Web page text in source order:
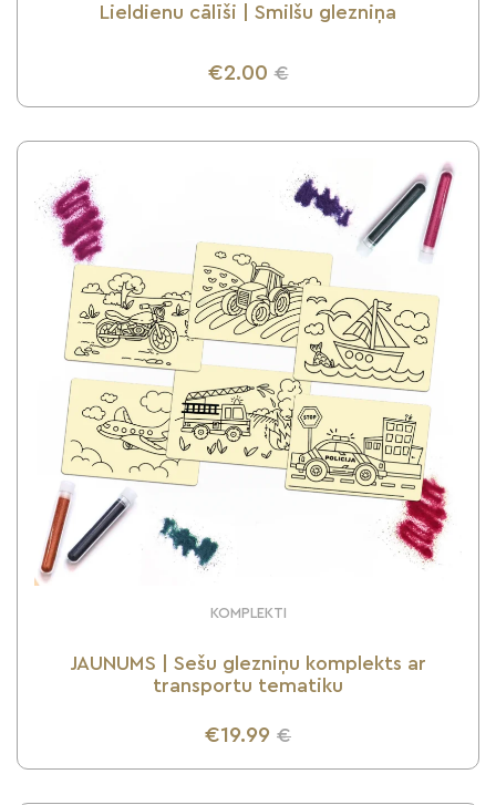
Lieldienu cālīši | Smilšu glezniņa
€2.00 €
UZZINI VAIRĀK
KOMPLEKTI
JAUNUMS | Sešu glezniņu komplekts ar
transportu tematiku
€19.99 €
UZZINI VAIRĀK